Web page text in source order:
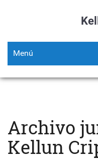
Menú
Archivo
Kellun